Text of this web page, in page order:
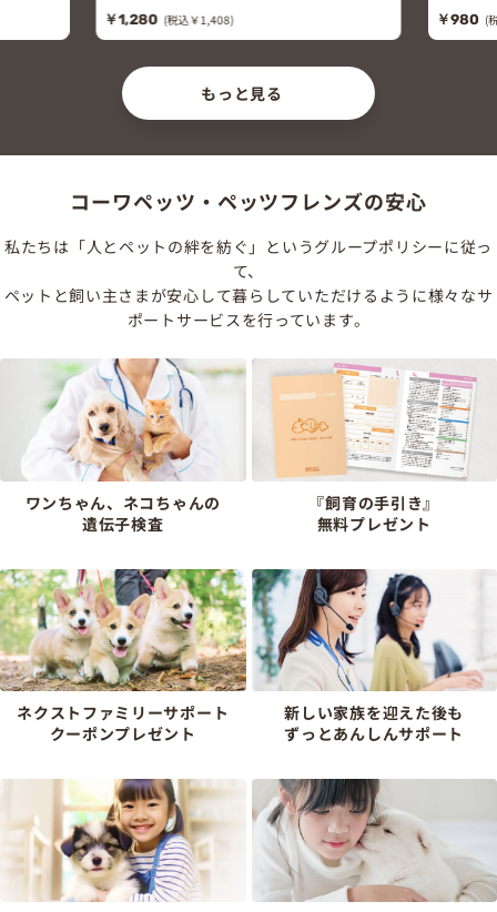
￥1,280 (税込￥1,408)
￥980 (
もっと見る
コーワペッツ・ペッツフレンズの安心
私たちは「人とペットの絆を紡ぐ」というグループポリシーに従っ
て、
ペットと飼い主さまが安心して暮らしていただけるように様々なサ
ポートサービスを行っています。
ワンちゃん、ネコちゃんの
遺伝子検査
『飼育の手引き』
無料プレゼント
ネクストファミリーサポート
クーポンプレゼント
新しい家族を迎えた後も
ずっとあんしんサポート